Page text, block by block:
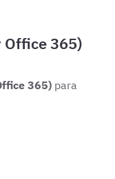
365)
365)para